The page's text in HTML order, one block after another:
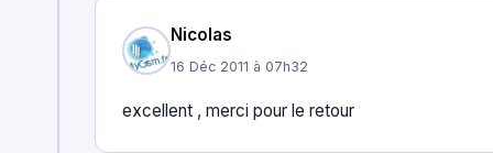
Nicolas
16 Déc 2011 à 07h32
excellent , merci pour le retour